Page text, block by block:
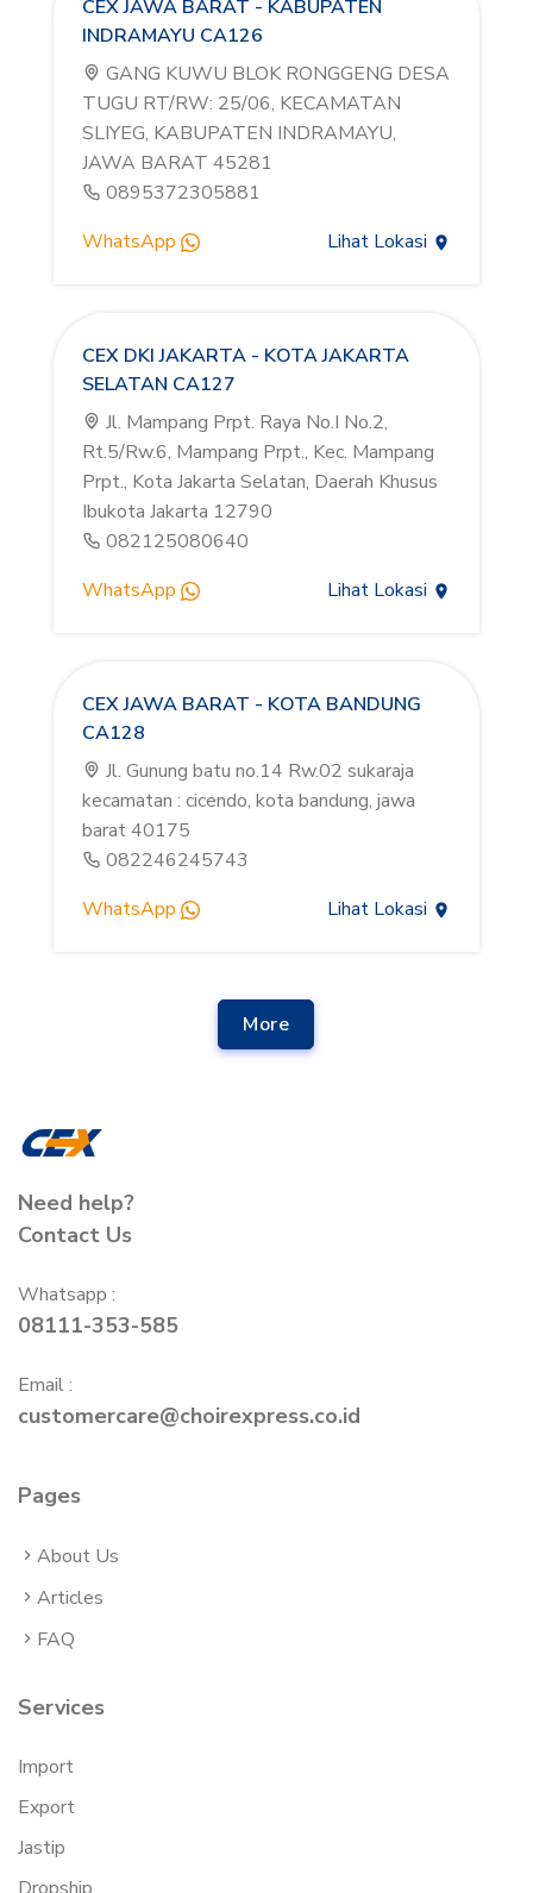
CEX JAWA BARAT - KABUPATEN
INDRAMAYU CA126
GANG KUWU BLOK RONGGENG DESA
TUGU RT/RW: 25/06, KECAMATAN
SLIYEG, KABUPATEN INDRAMAYU,
JAWA BARAT 45281
0895372305881
WhatsApp
Lihat Lokasi
CEX DKI JAKARTA - KOTA JAKARTA
SELATAN CA127
Jl. Mampang Prpt. Raya No.I No.2,
Rt.5/Rw.6, Mampang Prpt., Kec. Mampang
Prpt., Kota Jakarta Selatan, Daerah Khusus
Ibukota Jakarta 12790
082125080640
WhatsApp
Lihat Lokasi
CEX JAWA BARAT - KOTA BANDUNG
CA128
Jl. Gunung batu no.14 Rw.02 sukaraja
kecamatan : cicendo, kota bandung, jawa
barat 40175
082246245743
WhatsApp
Lihat Lokasi
More
Need help?
Contact Us
Whatsapp :
08111-353-585
Email :
customercare@choirexpress.co.id
Pages
About Us
Articles
FAQ
Services
Import
Export
Jastip